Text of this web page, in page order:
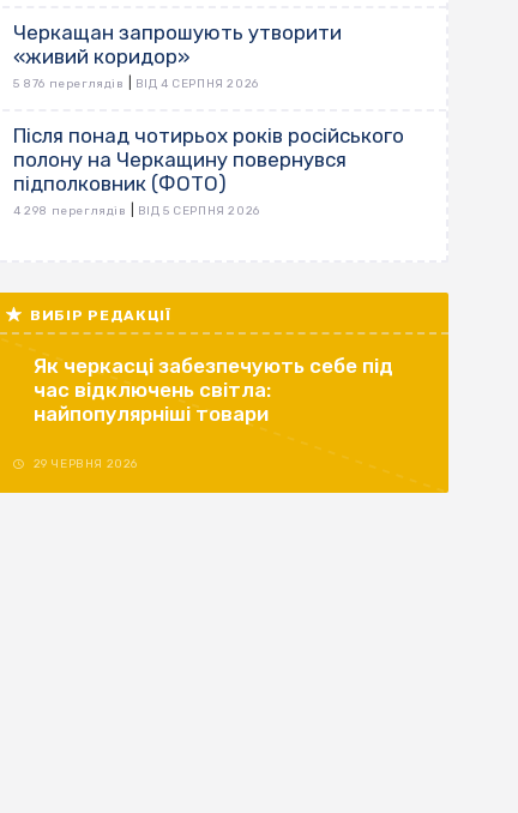
Черкащан запрошують утворити
«живий коридор»
5 876 переглядів ВІД 4 СЕРПНЯ 2026
Після понад чотирьох років російського
полону на Черкащину повернувся
підполковник (ФОТО)
4 298 переглядів ВІД 5 СЕРПНЯ 2026
ВИБІР РЕДАКЦІЇ
Як черкасці забезпечують себе під
час відключень світла:
найпопулярніші товари
29 ЧЕРВНЯ 2026